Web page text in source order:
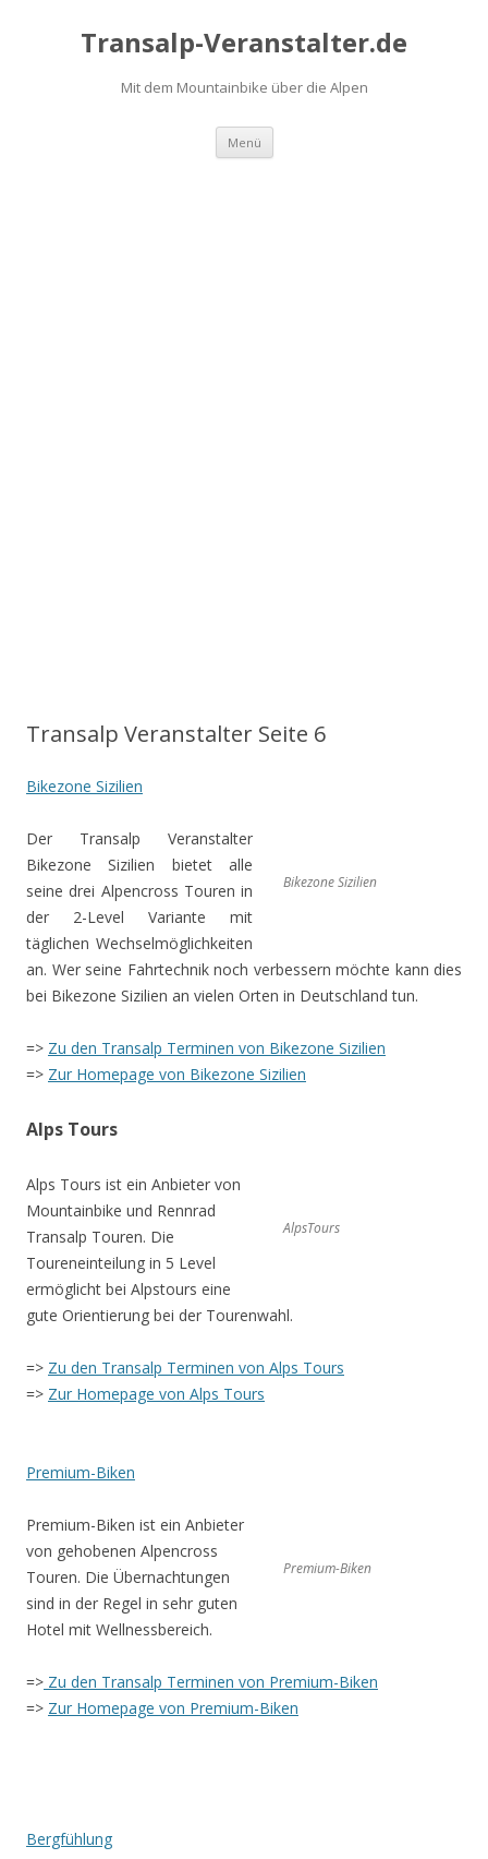
Transalp-Veranstalter.de
Mit dem Mountainbike über die Alpen
Menü Zum
springen
Transalp Veranstalter Seite 6
Bikezone Sizilien
Bikezone Sizilien
Der Transalp Veranstalter
Bikezone Sizilien bietet alle
seine drei Alpencross Touren in
der 2-Level Variante mit
täglichen Wechselmöglichkeiten
an. Wer seine Fahrtechnik noch verbessern möchte kann dies
bei Bikezone Sizilien an vielen Orten in Deutschland tun.
=> Zu den Transalp Terminen von Bikezone Sizilien
=> Zur Homepage von Bikezone Sizilien
Alps Tours
AlpsTours
Alps Tours ist ein Anbieter von
Mountainbike und Rennrad
Transalp Touren. Die
Toureneinteilung in 5 Level
ermöglicht bei Alpstours eine
gute Orientierung bei der Tourenwahl.
=> Zu den Transalp Terminen von Alps Tours
=> Zur Homepage von Alps Tours
Premium-Biken
Premium-Biken
Premium-Biken ist ein Anbieter
von gehobenen Alpencross
Touren. Die Übernachtungen
sind in der Regel in sehr guten
Hotel mit Wellnessbereich.
=> Zu den Transalp Terminen von Premium-Biken
=> Zur Homepage von Premium-Biken
Bergfühlung